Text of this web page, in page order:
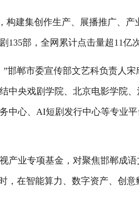
建集创作生产、展播推广、产
部，全网累计点击量超11亿次
郸市委宣传部文艺科负责人宋
中央戏剧学院、北京电影学院
中心、AI短剧发行中心等专业
业专项基金，对聚焦邯郸成语
，在智能算力、数字资产、创意